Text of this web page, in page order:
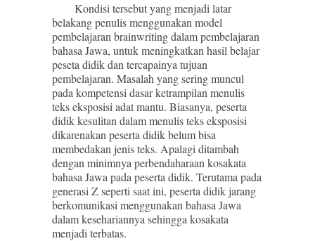
Kondisi tersebut yang menjadi latar
belakang penulis menggunakan model
pembelajaran brainwriting dalam pembelajaran
bahasa Jawa, untuk meningkatkan hasil belajar
peseta didik dan tercapainya tujuan
pembelajaran. Masalah yang sering muncul
pada kompetensi dasar ketrampilan menulis
teks eksposisi adat mantu. Biasanya, peserta
didik kesulitan dalam menulis teks eksposisi
dikarenakan peserta didik belum bisa
membedakan jenis teks. Apalagi ditambah
dengan minimnya perbendaharaan kosakata
bahasa Jawa pada peserta didik. Terutama pada
generasi Z seperti saat ini, peserta didik jarang
berkomunikasi menggunakan bahasa Jawa
dalam kesehariannya sehingga kosakata
menjadi terbatas.